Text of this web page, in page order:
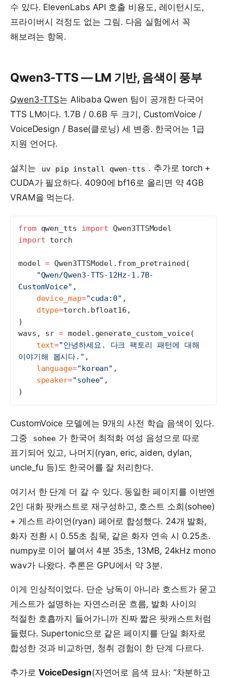
수 있다. ElevenLabs API 호출 비용도, 레이턴시도,
프라이버시 걱정도 없는 그림. 다음 실험에서 꼭
해보려는 항목.
Qwen3-TTS — LM 기반, 음색이 풍부
Qwen3-TTS는 Alibaba Qwen 팀이 공개한 다국어
TTS LM이다. 1.7B / 0.6B 두 크기, CustomVoice /
VoiceDesign / Base(클로닝) 세 변종. 한국어는 1급
지원 언어다.
설치는 uv pip install qwen-tts . 추가로 torch +
CUDA가 필요하다. 4090에 bf16로 올리면 약 4GB
VRAM을 먹는다.
from qwen_tts import Qwen3TTSModel
import torch
model = Qwen3TTSModel.from_pretrained(
CustomVoice" ,
    device_map
="cuda:0" ,
    dtype
=torch.bfloat16,
)
wavs, sr = model.generate_custom_voice(
    text
="안녕하세요. 다크 팩토리 패턴에 대해
이야기해 봅시다." ,
    language
="korean" ,
    speaker
="sohee" ,
)
CustomVoice 모델에는 9개의 사전 학습 음색이 있다.
그중
sohee 가 한국어 최적화 여성 음성으로 따로
표기되어 있고, 나머지(ryan, eric, aiden, dylan,
uncle_fu 등)도 한국어를 잘 처리한다.
여기서 한 단계 더 갈 수 있다. 동일한 페이지를 이번엔
2인 대화 팟캐스트로 재구성하고, 호스트 소희(sohee)
+ 게스트 라이언(ryan) 페어로 합성했다. 24개 발화,
화자 전환 시 0.55초 침묵, 같은 화자 연속 시 0.25초.
numpy로 이어 붙여서 4분 35초, 13MB, 24kHz mono
wav가 나왔다. 추론은 GPU에서 약 3분.
이게 인상적이었다. 단순 낭독이 아니라 호스트가 묻고
게스트가 설명하는 자연스러운 흐름, 발화 사이의
적절한 호흡까지 들어가니까 진짜 짧은 팟캐스트처럼
들렸다. Supertonic으로 같은 페이지를 단일 화자로
합성한 것과 비교하면, 청취 경험이 한 단계 다르다.
추가로 VoiceDesign(자연어로 음색 묘사: “차분하고